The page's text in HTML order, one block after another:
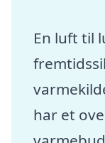
En luft til
har et